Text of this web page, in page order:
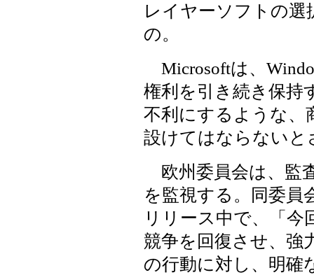
レイヤーソフトの
の。
Microsoftは、
権利を引き続き保持
不利にするような、
設けてはならないと
欧州委員会は、監
を監視する。同委員
リリース中で、「今
競争を回復させ、強
の行動に対し、明確